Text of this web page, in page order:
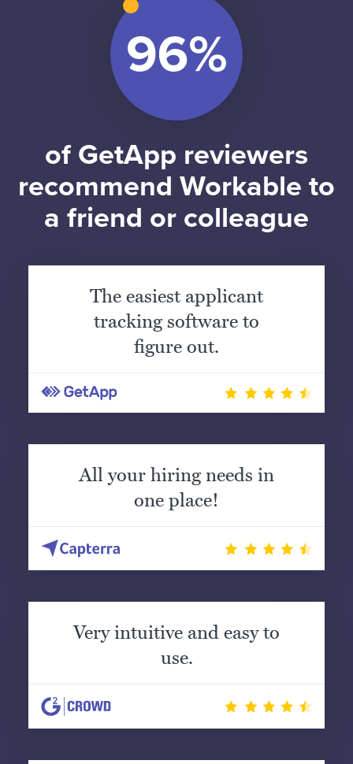
of GetApp reviewers
recommend Workable to
a friend or colleague
The easiest applicant
tracking software to
figure out.
All your hiring needs in
one place!
Very intuitive and easy to
use.